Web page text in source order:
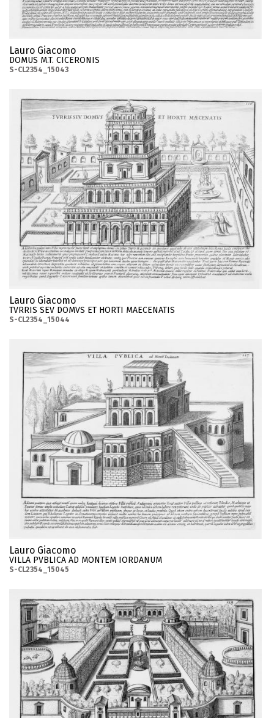
Lauro Giacomo
DOMUS M.T. CICERONIS
S-CL2354_15043
Lauro Giacomo
TVRRIS SEV DOMVS ET HORTI MAECENATIS
S-CL2354_15044
Lauro Giacomo
VILLA PVBLICA AD MONTEM IORDANUM
S-CL2354_15045